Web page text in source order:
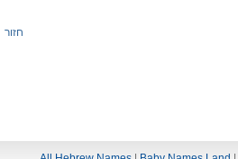
חזור